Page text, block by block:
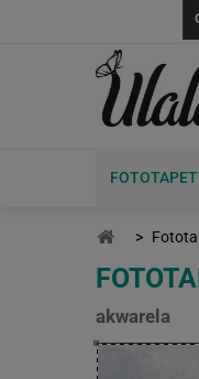
>
akwarela